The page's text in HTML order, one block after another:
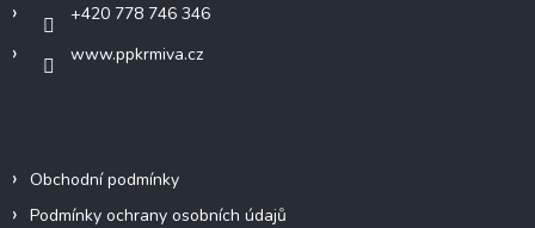
+420 778 746 346
www.ppkrmiva.cz
Obchodní podmínky
Podmínky ochrany osobních údajů